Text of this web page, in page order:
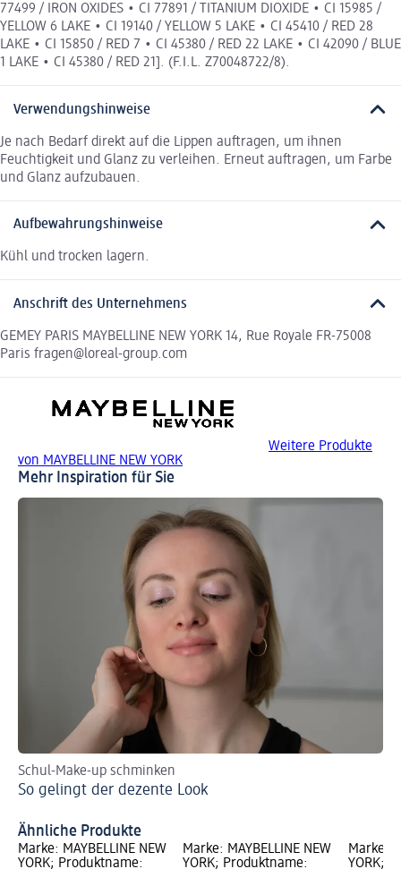
77499 / IRON OXIDES • CI 77891 / TITANIUM DIOXIDE • CI 15985 /
YELLOW 6 LAKE • CI 19140 / YELLOW 5 LAKE • CI 45410 / RED 28
LAKE • CI 15850 / RED 7 • CI 45380 / RED 22 LAKE • CI 42090 / BLUE
1 LAKE • CI 45380 / RED 21]. (F.I.L. Z70048722/8).
Verwendungshinweise
Je nach Bedarf direkt auf die Lippen auftragen, um ihnen
Feuchtigkeit und Glanz zu verleihen. Erneut auftragen, um Farbe
und Glanz aufzubauen.
Aufbewahrungshinweise
Kühl und trocken lagern.
Anschrift des Unternehmens
GEMEY PARIS MAYBELLINE NEW YORK 14, Rue Royale FR-75008
Paris fragen@loreal-group.com
Weitere Produkte
von MAYBELLINE NEW YORK
Mehr Inspiration für Sie
Schul-Make-up schminken
So gelingt der dezente Look
Ähnliche Produkte
Marke: MAYBELLINE NEW
YORK; Produktname:
Marke: MAYBELLINE NEW
YORK; Produktname:
Marke:
YORK;